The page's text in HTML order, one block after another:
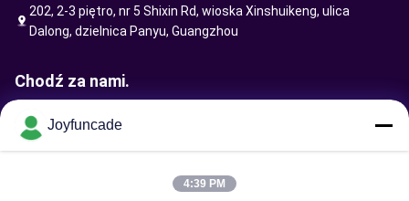
202, 2-3 piętro, nr 5 Shixin Rd, wioska Xinshuikeng, ulica
Dalong, dzielnica Panyu, Guangzhou
Chodź za nami.
Joyfuncade
4:39 PM